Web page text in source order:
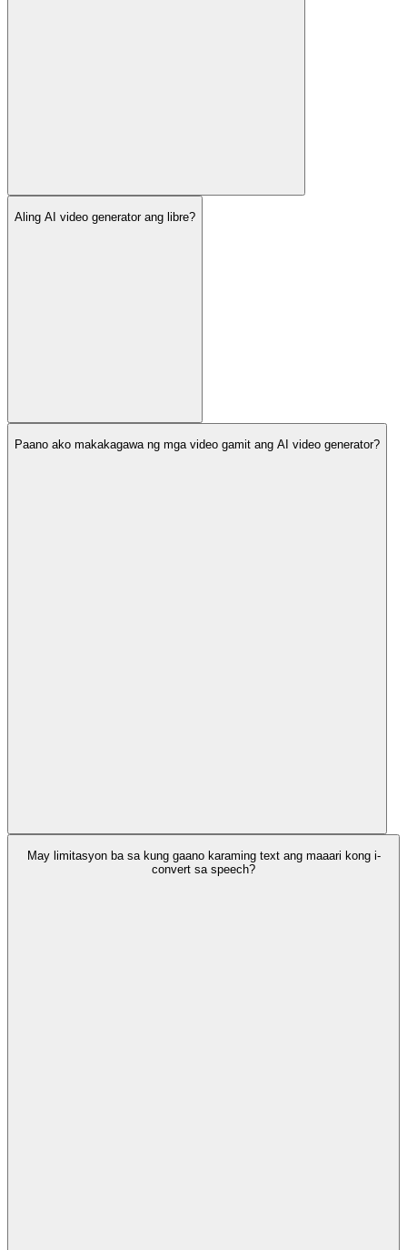
Aling AI video generator ang libre?
Paano ako makakagawa ng mga video gamit ang AI video generator?
May limitasyon ba sa kung gaano karaming text ang maaari kong i-
convert sa speech?